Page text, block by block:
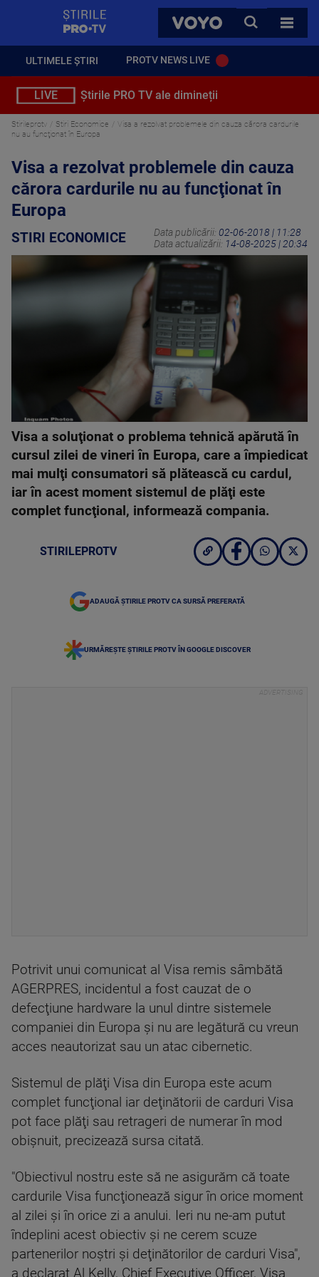
VOYO
CAUTA
TOATE
ULTIMELE ȘTIRI PROTV NEWS LIVE
LIVE Știrile PRO TV ale dimineții
Stirileprotv Stiri Economice
Visa a rezolvat problemele din cauza cărora cardurile
nu au funcţionat în Europa
Visa a rezolvat problemele din cauza
cărora cardurile nu au funcţionat în
Europa
STIRI ECONOMICE Data publicării: 02-06-2018 | 11:28
Data actualizării: 14-08-2025 | 20:34
Visa a soluţionat o problema tehnică apărută în
cursul zilei de vineri în Europa, care a împiedicat
mai mulţi consumatori să plătească cu cardul,
iar în acest moment sistemul de plăţi este
complet funcţional, informează compania.
STIRILEPROTV
ADAUGĂ ȘTIRILE PROTV CA SURSĂ PREFERATĂ
URMĂREȘTE ȘTIRILE PROTV ÎN GOOGLE DISCOVER
Potrivit unui comunicat al Visa remis sâmbătă
AGERPRES, incidentul a fost cauzat de o
defecţiune hardware la unul dintre sistemele
companiei din Europa şi nu are legătură cu vreun
acces neautorizat sau un atac cibernetic.
Sistemul de plăţi Visa din Europa este acum
complet funcţional iar deţinătorii de carduri Visa
pot face plăţi sau retrageri de numerar în mod
obişnuit, precizează sursa citată.
"Obiectivul nostru este să ne asigurăm că toate
cardurile Visa funcţionează sigur în orice moment
al zilei şi în orice zi a anului. Ieri nu ne-am putut
îndeplini acest obiectiv şi ne cerem scuze
partenerilor noştri şi deţinătorilor de carduri Visa",
a declarat Al Kelly, Chief Executive Officer, Visa